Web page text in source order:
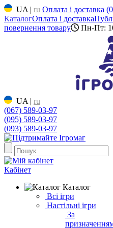
UA | ru Оплата і доставка
КаталогОплата і доставка
повернення товару
Пн-Пт:
UA | ru
(067) 589-03-97
(095) 589-03-97
(093) 589-03-97
Кабінет
Каталог
Всі ігри
Настільні ігри
За